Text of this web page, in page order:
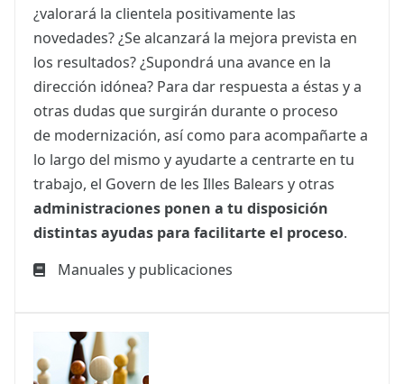
¿valorará la clientela positivamente las
novedades? ¿Se alcanzará la mejora prevista en
los resultados? ¿Supondrá una avance en la
dirección idónea? Para dar respuesta a éstas y a
otras dudas que surgirán durante o proceso
de modernización, así como para acompañarte a
lo largo del mismo y ayudarte a centrarte en tu
trabajo, el Govern de les Illes Balears y otras
administraciones ponen a tu disposición
distintas ayudas para facilitarte el proceso.
Manuales y publicaciones